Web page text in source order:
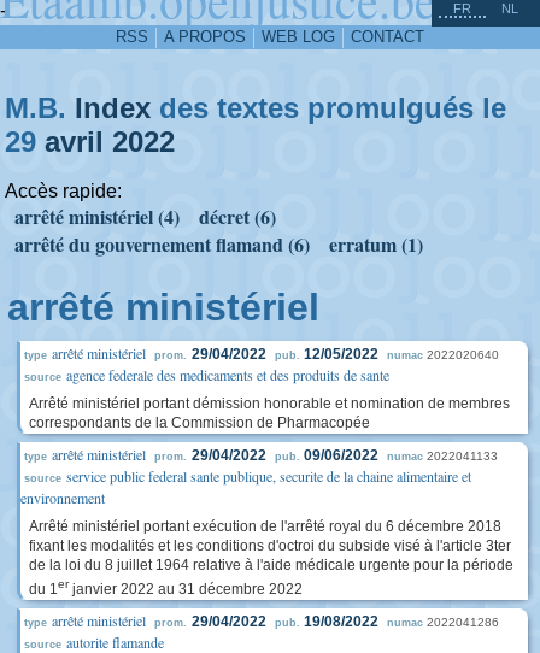
-
RSS A PROPOS WEB LOG CONTACT
FR NL
M.B. Index des textes promulgués le
29 avril 2022
Accès rapide:
arrêté ministériel (4)
décret (6)
arrêté du gouvernement flamand (6)
erratum (1)
arrêté ministériel
type arrêté ministériel prom. 29/04/2022 pub. 12/05/2022 numac 2022020640
source agence federale des medicaments et des produits de sante
Arrêté ministériel portant démission honorable et nomination de membres
correspondants de la Commission de Pharmacopée
type arrêté ministériel prom. 29/04/2022 pub. 09/06/2022 numac 2022041133
source service public federal sante publique, securite de la chaine alimentaire et
environnement
Arrêté ministériel portant exécution de l'arrêté royal du 6 décembre 2018
fixant les modalités et les conditions d'octroi du subside visé à l'article 3ter
de la loi du 8 juillet 1964 relative à l'aide médicale urgente pour la période
du 1er janvier 2022 au 31 décembre 2022
type arrêté ministériel prom. 29/04/2022 pub. 19/08/2022 numac 2022041286
source autorite flamande
^